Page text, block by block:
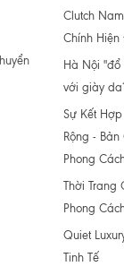
Clutch
Chính Hiện
Hà Nội "đổ
với giày
Sự Kết
Rộng -
Phong
Thời Trang
Phong
Quiet
Tinh Tế